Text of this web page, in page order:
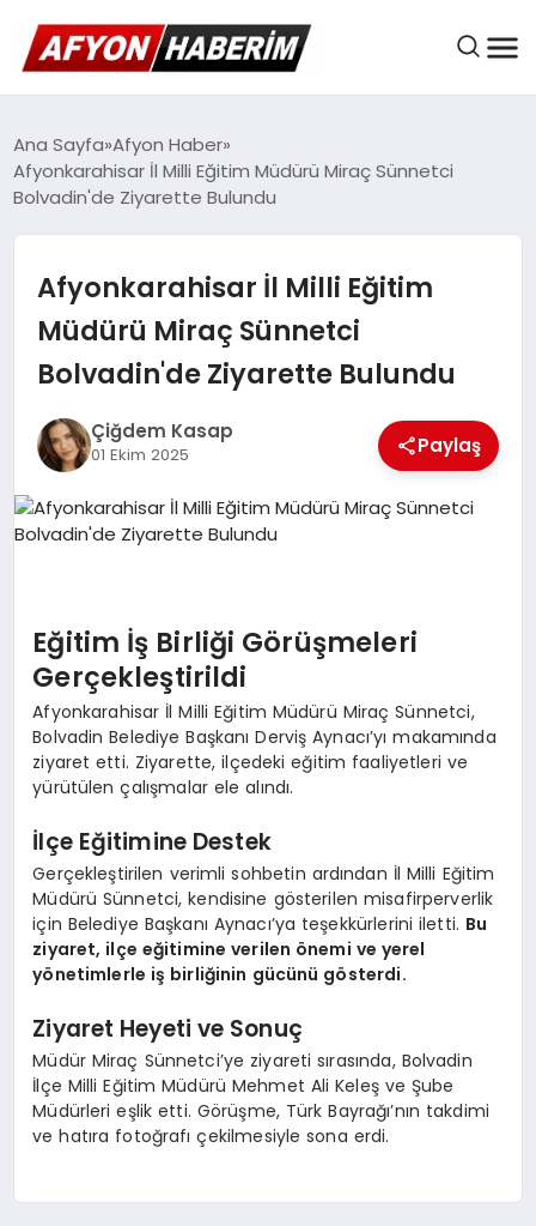
AFYON HABER
GÜNDEM
BELEDIYELER
DÜNYA
MAGAZIN
SAĞLIK
TEKNOLOJI
Ana Sayfa Afyon Haber
Afyonkarahisar İl Milli Eğitim Müdürü Miraç Sünnetci
Bolvadin'de Ziyarette Bulundu
Afyonkarahisar İl Milli Eğitim
Müdürü Miraç Sünnetci
Bolvadin'de Ziyarette Bulundu
Çiğdem Kasap
01 Ekim 2025 Paylaş
Eğitim İş Birliği Görüşmeleri
Gerçekleştirildi
Afyonkarahisar İl Milli Eğitim Müdürü Miraç Sünnetci,
Bolvadin Belediye Başkanı Derviş Aynacı’yı makamında
ziyaret etti. Ziyarette, ilçedeki eğitim faaliyetleri ve
yürütülen çalışmalar ele alındı.
İlçe Eğitimine Destek
Gerçekleştirilen verimli sohbetin ardından İl Milli Eğitim
Müdürü Sünnetci, kendisine gösterilen misafirperverlik
için Belediye Başkanı Aynacı’ya teşekkürlerini iletti. Bu
ziyaret, ilçe eğitimine verilen önemi ve yerel
yönetimlerle iş birliğinin gücünü gösterdi.
Ziyaret Heyeti ve Sonuç
Müdür Miraç Sünnetci’ye ziyareti sırasında, Bolvadin
İlçe Milli Eğitim Müdürü Mehmet Ali Keleş ve Şube
Müdürleri eşlik etti. Görüşme, Türk Bayrağı’nın takdimi
ve hatıra fotoğrafı çekilmesiyle sona erdi.